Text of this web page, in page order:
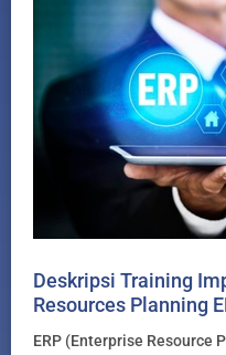
Deskripsi Training
Resources Planning
ERP (Enterprise Resource